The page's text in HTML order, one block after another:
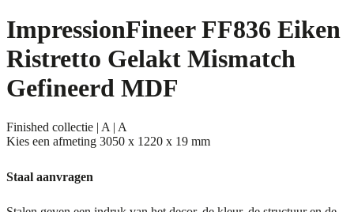
ImpressionFineer FF836 Eiken
Ristretto Gelakt Mismatch
Gefineerd MDF
Finished collectie | A | A
Kies een afmeting 3050 x 1220 x 19 mm
Staal aanvragen